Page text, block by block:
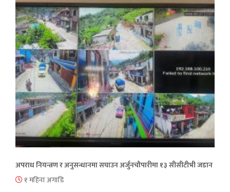
अपराध नियन्त्रण र अनुसन्धानमा सघाउन अर्जुनचौपारीमा १३ सीसीटीभी जडान
१ महिना अगाडि